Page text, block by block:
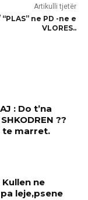
Artikulli tjetër
“PLAS” ne PD -ne e
VLORES..
: Do t’na
??
te marret.
Kullen ne
leje,psene